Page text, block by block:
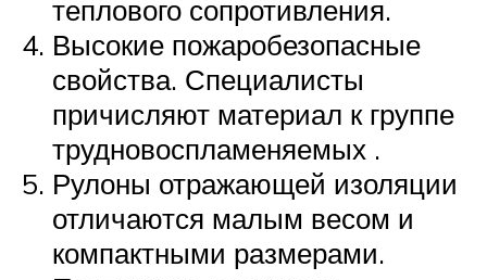
теплового сопротивления.
Высокие пожаробезопасные
свойства. Специалисты
причисляют материал к группе
трудновоспламеняемых .
Рулоны отражающей изоляции
отличаются малым весом и
компактными размерами.